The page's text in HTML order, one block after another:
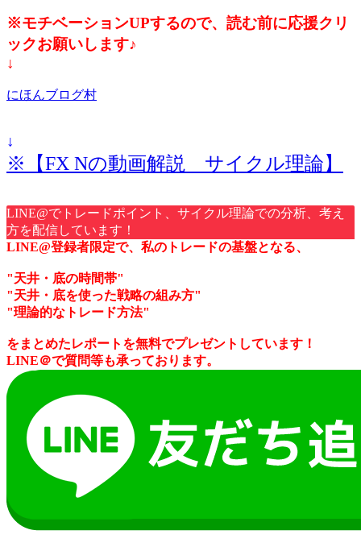
※モチベーションUPするので、読む前に応援クリ
ックお願いします♪
↓
にほんブログ村
↓
※【FX Nの動画解説 サイクル理論】
LINE@でトレードポイント、サイクル理論での分析、考え
方を配信しています！
LINE@登録者限定で、私のトレードの基盤となる、
"天井・底の時間帯"
"天井・底を使った戦略の組み方"
"理論的なトレード方法"
をまとめたレポートを無料でプレゼントしています！
LINE＠で質問等も承っております。